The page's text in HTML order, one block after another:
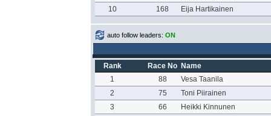
10
168 Eija Hartikainen
auto follow leaders: ON
Rank Race No Name
1
88
Vesa Taanila
2
75
Toni Piirainen
3
66
Heikki Kinnunen